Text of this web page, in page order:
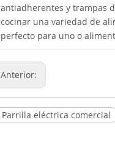
antiadherentes y trampas
cocinar una variedad de
perfecto para uno o
Anterior:
Parrilla eléctrica comercial